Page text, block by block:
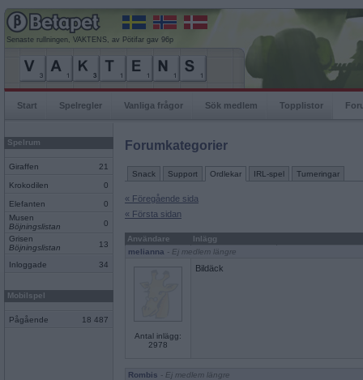
Senaste rullningen, VAKTENS, av Pötifar gav 96p
Start Spelregler Vanliga frågor Sök medlem Topplistor
Spelrum
Giraffen 21
Krokodilen 0
Elefanten
0
Musen
Böjningslistan
0
Grisen
Böjningslistan
13
Inloggade 34
Mobilspel
Pågående 18 487
Forumkategorier
Snack Support Ordlekar IRL-spel Turneringar
« Föregående sida
« Första sidan
Användare
Inlägg
melianna - Ej medlem längre
Antal inlägg:
2978
Bildäck
Rombis - Ej medlem längre